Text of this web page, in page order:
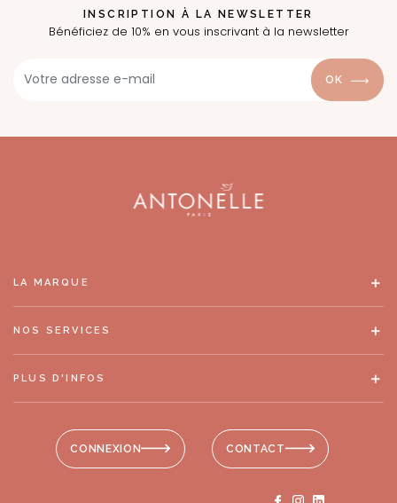
INSCRIPTION À LA NEWSLETTER
Bénéficiez de 10% en vous inscrivant à la newsletter
OK
CONNEXION CONTACT
LA MARQUE
NOS SERVICES
PLUS D'INFOS